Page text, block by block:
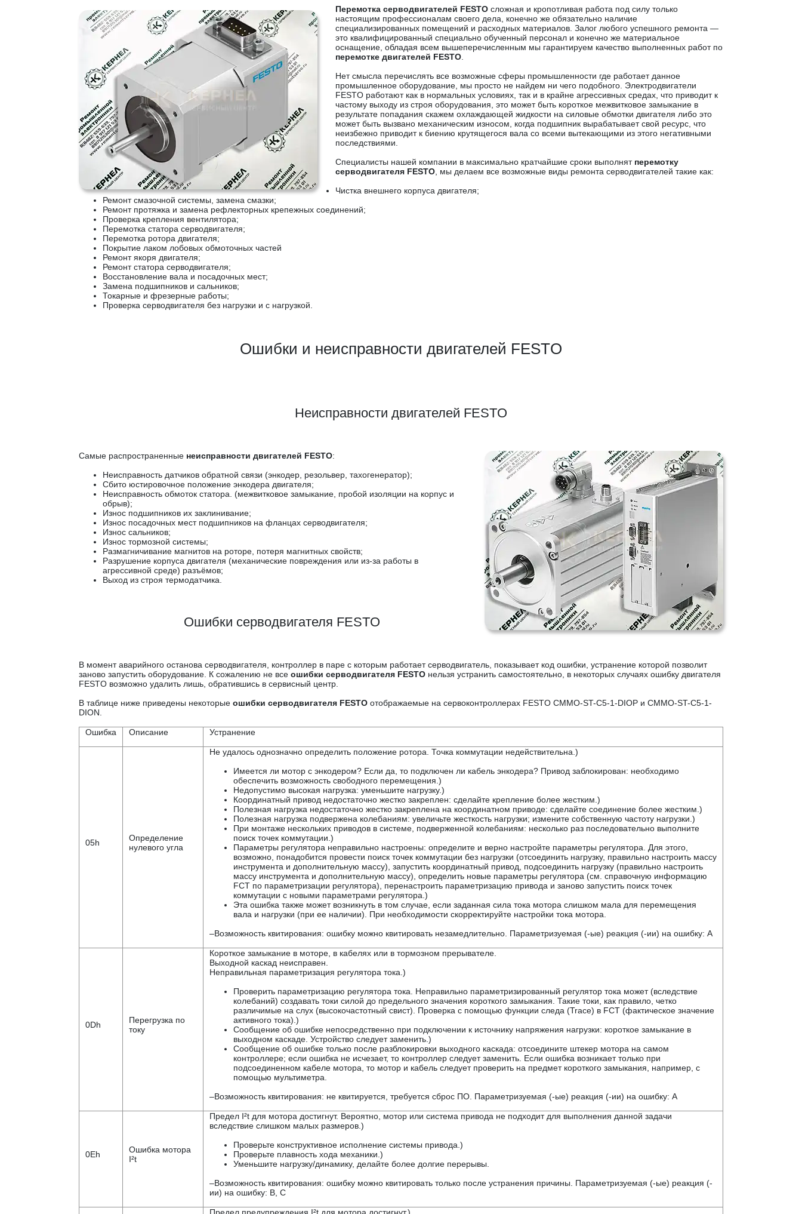
Перемотка серводвигателей FESTO сложная и кропотливая работа под силу только
настоящим профессионалам своего дела, конечно же обязательно наличие
специализированных помещений и расходных материалов. Залог любого успешного ремонта —
это квалифицированный специально обученный персонал и конечно же материальное
оснащение, обладая всем вышеперечисленным мы гарантируем качество выполненных работ по
перемотке двигателей FESTO
Нет смысла перечислять все возможные сферы промышленности где работает данное
промышленное оборудование, мы просто не найдем ни чего подобного. Электродвигатели
FESTO работают как в нормальных условиях, так и в крайне агрессивных средах, что приводит к
частому выходу из строя оборудования, это может быть короткое межвитковое замыкание в
результате попадания скажем охлаждающей жидкости на силовые обмотки двигателя либо это
может быть вызвано механическим износом, когда подшипник вырабатывает свой ресурс, что
неизбежно приводит к биению крутящегося вала со всеми вытекающими из этого негативными
последствиями.
Специалисты нашей компании в максимально кратчайшие сроки выполнят перемотку
серводвигателя FESTO , мы делаем все возможные виды ремонта серводвигателей такие как:
Чистка внешнего корпуса двигателя;
Ремонт смазочной системы, замена смазки;
Ремонт протяжка и замена рефлекторных крепежных соединений;
Проверка крепления вентилятора;
Перемотка статора серводвигателя;
Перемотка ротора двигателя;
Покрытие лаком лобовых обмоточных частей
Ремонт якоря двигателя;
Ремонт статора серводвигателя;
Восстановление вала и посадочных мест;
Замена подшипников и сальников;
Токарные и фрезерные работы;
Проверка серводвигателя без нагрузки и с нагрузкой.
Ошибки и неисправности двигателей FESTO
Неисправности двигателей FESTO
Самые распространенные неисправности двигателей FESTO:
Неисправность датчиков обратной связи (энкодер, резольвер, тахогенератор);
Сбито юстировочное положение энкодера двигателя;
Неисправность обмоток статора. (межвитковое замыкание, пробой изоляции на корпус и
обрыв);
Износ подшипников их заклинивание;
Износ посадочных мест подшипников на фланцах серводвигателя;
Износ сальников;
Износ тормозной системы;
Размагничивание магнитов на роторе, потеря магнитных свойств;
Разрушение корпуса двигателя (механические повреждения или из-за работы в
агрессивной среде) разъёмов;
Выход из строя термодатчика.
Ошибки серводвигателя FESTO
В момент аварийного останова серводвигателя, контроллер в паре с которым работает серводвигатель, показывает код ошибки, устранение которой позволит
заново запустить оборудование. К сожалению не все ошибки серводвигателя FESTO нельзя устранить самостоятельно, в некоторых случаях ошибку двигателя
FESTO возможно удалить лишь, обратившись в сервисный центр.
В таблице ниже приведены некоторые ошибки серводвигателя FESTO отображаемые на сервоконтроллерах FESTO CMMO-ST-C5-1-DIOP и CMMO-ST-C5-1-
DION.
Ошибка Описание Устранение
05h
Определение
нулевого угла
Не удалось однозначно определить положение ротора. Точка коммутации недействительна.)
Имеется ли мотор с энкодером? Если да, то подключен ли кабель энкодера? Привод заблокирован: необходимо
обеспечить возможность свободного перемещения.)
Недопустимо высокая нагрузка: уменьшите нагрузку.)
Координатный привод недостаточно жестко закреплен: сделайте крепление более жестким.)
Полезная нагрузка недостаточно жестко закреплена на координатном приводе: сделайте соединение более жестким.)
Полезная нагрузка подвержена колебаниям: увеличьте жесткость нагрузки; измените собственную частоту нагрузки.)
При монтаже нескольких приводов в системе, подверженной колебаниям: несколько раз последовательно выполните
поиск точек коммутации.)
Параметры регулятора неправильно настроены: определите и верно настройте параметры регулятора. Для этого,
возможно, понадобится провести поиск точек коммутации без нагрузки (отсоединить нагрузку, правильно настроить массу
инструмента и дополнительную массу), запустить координатный привод, подсоединить нагрузку (правильно настроить
массу инструмента и дополнительную массу), определить новые параметры регулятора (см. справочную информацию
FCT по параметризации регулятора), перенастроить параметризацию привода и заново запустить поиск точек
коммутации с новыми параметрами регулятора.)
Эта ошибка также может возникнуть в том случае, если заданная сила тока мотора слишком мала для перемещения
вала и нагрузки (при ее наличии). При необходимости скорректируйте настройки тока мотора.
–Возможность квитирования: ошибку можно квитировать незамедлительно. Параметризуемая (-ые) реакция (-ии) на ошибку: A
0Dh
Перегрузка по
току
Короткое замыкание в моторе, в кабелях или в тормозном прерывателе.
Выходной каскад неисправен.
Неправильная параметризация регулятора тока.)
Проверить параметризацию регулятора тока. Неправильно параметризированный регулятор тока может (вследствие
колебаний) создавать токи силой до предельного значения короткого замыкания. Такие токи, как правило, четко
различимые на слух (высокочастотный свист). Проверка с помощью функции следа (Trace) в FCT (фактическое значение
активного тока).)
Сообщение об ошибке непосредственно при подключении к источнику напряжения нагрузки: короткое замыкание в
выходном каскаде. Устройство следует заменить.)
Сообщение об ошибке только после разблокировки выходного каскада: отсоедините штекер мотора на самом
контроллере; если ошибка не исчезает, то контроллер следует заменить. Если ошибка возникает только при
подсоединенном кабеле мотора, то мотор и кабель следует проверить на предмет короткого замыкания, например, с
помощью мультиметра.
–Возможность квитирования: не квитируется, требуется сброс ПО. Параметризуемая (-ые) реакция (-ии) на ошибку: A
0Eh
Ошибка мотора
I²t
Предел I²t для мотора достигнут. Вероятно, мотор или система привода не подходит для выполнения данной задачи
вследствие слишком малых размеров.)
Проверьте конструктивное исполнение системы привода.)
Проверьте плавность хода механики.)
Уменьшите нагрузку/динамику, делайте более долгие перерывы.
–Возможность квитирования: ошибку можно квитировать только после устранения причины. Параметризуемая (-ые) реакция (-
ии) на ошибку: B, C